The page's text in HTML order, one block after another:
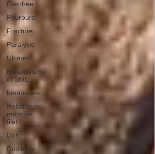
Diarrhée
Fourbure
Fracture
Paralysie
Ulcères
Métabolisme
et SME
Lombaires
Relation au
mors de
filet
Dos
Douleurs